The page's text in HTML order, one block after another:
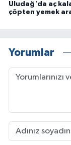
Uludağ'da aç
çöpten yemek
Yorumlar